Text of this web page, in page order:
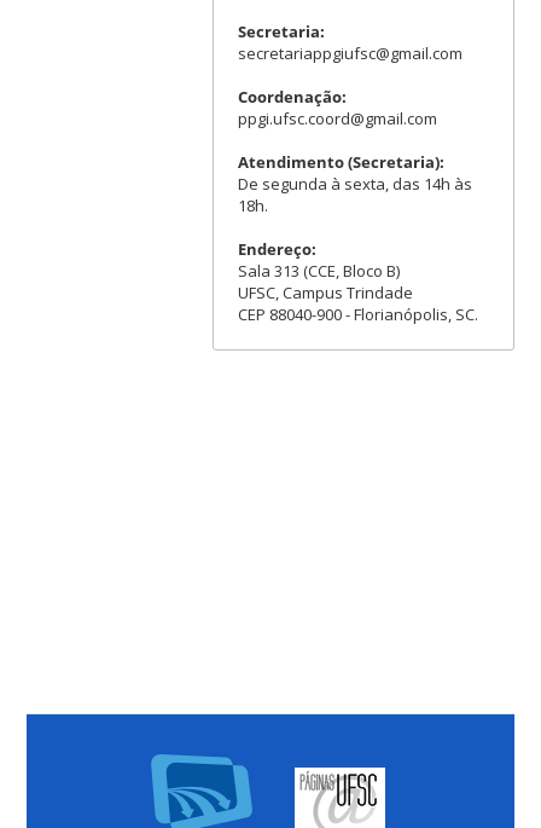
Secretaria:
secretariappgiufsc@gmail.com
Coordenação:
ppgi.ufsc.coord@gmail.com
Atendimento (Secretaria):
De segunda à sexta, das 14h às
18h.
Endereço:
Sala 313 (CCE, Bloco B)
UFSC, Campus Trindade
CEP 88040-900 - Florianópolis, SC.